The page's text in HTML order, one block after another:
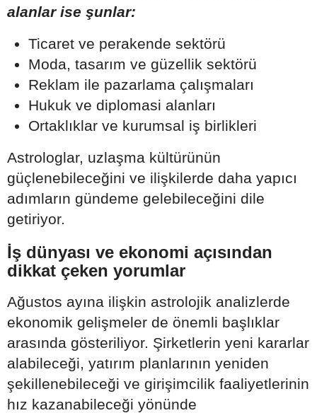
alanlar ise şunlar:
Ticaret ve perakende sektörü
Moda, tasarım ve güzellik sektörü
Reklam ile pazarlama çalışmaları
Hukuk ve diplomasi alanları
Ortaklıklar ve kurumsal iş birlikleri
Astrologlar, uzlaşma kültürünün
güçlenebileceğini ve ilişkilerde daha yapıcı
adımların gündeme gelebileceğini dile
getiriyor.
İş dünyası ve ekonomi açısından
dikkat çeken yorumlar
Ağustos ayına ilişkin astrolojik analizlerde
ekonomik gelişmeler de önemli başlıklar
arasında gösteriliyor. Şirketlerin yeni kararlar
alabileceği, yatırım planlarının yeniden
şekillenebileceği ve girişimcilik faaliyetlerinin
hız kazanabileceği yönünde